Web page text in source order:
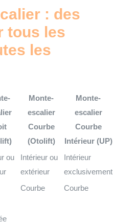
: des
tous les
les
Monte-
escalier
Courbe
(Otolift)
Monte-
escalier
Courbe
Intérieur (UP)
ou
Intérieur ou
extérieur
Intérieur
exclusivement
Courbe Courbe